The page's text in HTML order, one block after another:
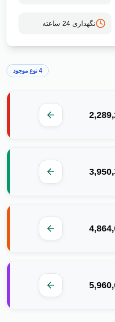
نگهداری 24 ساعته
4 نوع موجود